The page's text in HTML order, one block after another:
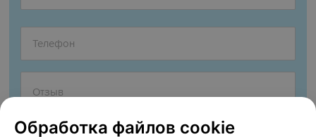
Обработка файлов cookie